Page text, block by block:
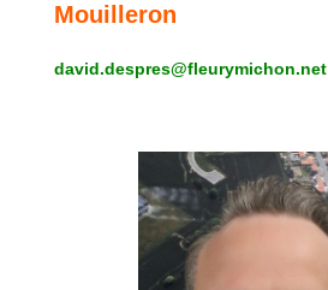
Mouilleron
david.despres@fleurymichon.net